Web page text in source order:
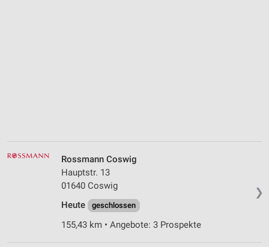
❯
Rossmann Coswig
Hauptstr. 13
01640 Coswig
Heute
geschlossen
155,43 km • Angebote: 3 Prospekte